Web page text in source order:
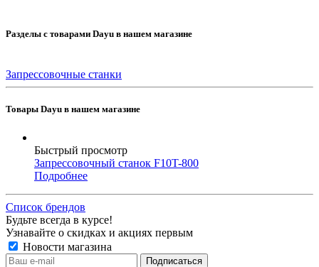
Разделы с товарами Dayu в нашем магазине
Запрессовочные станки
Товары Dayu в нашем магазине
Быстрый просмотр
Запрессовочный станок F10T-800
Подробнее
Список брендов
Будьте всегда в курсе!
Узнавайте о скидках и акциях первым
Новости магазина